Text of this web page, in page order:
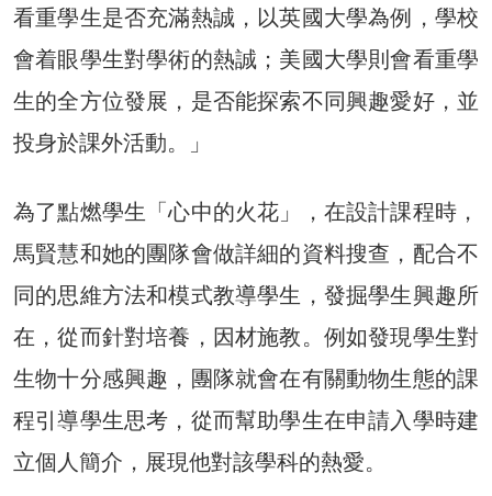
看重學生是否充滿熱誠，以英國大學為例，學校
會着眼學生對學術的熱誠；美國大學則會看重學
生的全方位發展，是否能探索不同興趣愛好，並
投身於課外活動。」
為了點燃學生「心中的火花」，在設計課程時，
馬賢慧和她的團隊會做詳細的資料搜查，配合不
同的思維方法和模式教導學生，發掘學生興趣所
在，從而針對培養，因材施教。例如發現學生對
生物十分感興趣，團隊就會在有關動物生態的課
程引導學生思考，從而幫助學生在申請入學時建
立個人簡介，展現他對該學科的熱愛。